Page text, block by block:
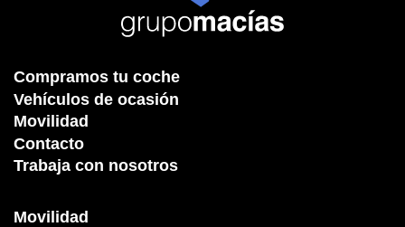
Compramos tu coche
Vehículos de ocasión
Movilidad
Contacto
Trabaja con nosotros
Movilidad